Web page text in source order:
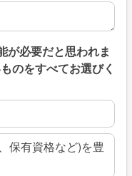
由があればご記入くだ
が必要だと思われま
のをすべてお選びく
保有資格など)を豊